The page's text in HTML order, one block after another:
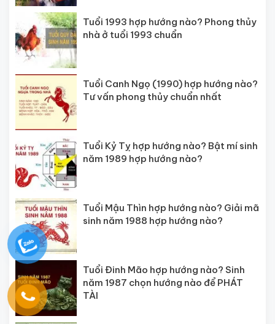
Tuổi 1993 hợp hướng nào? Phong thủy
nhà ở tuổi 1993 chuẩn
Tuổi Canh Ngọ (1990) hợp hướng nào?
Tư vấn phong thủy chuẩn nhất
Tuổi Kỷ Tỵ hợp hướng nào? Bật mí sinh
năm 1989 hợp hướng nào?
Tuổi Mậu Thìn hợp hướng nào? Giải mã
sinh năm 1988 hợp hướng nào?
Tuổi Đinh Mão hợp hướng nào? Sinh
năm 1987 chọn hướng nào để PHÁT
TÀI